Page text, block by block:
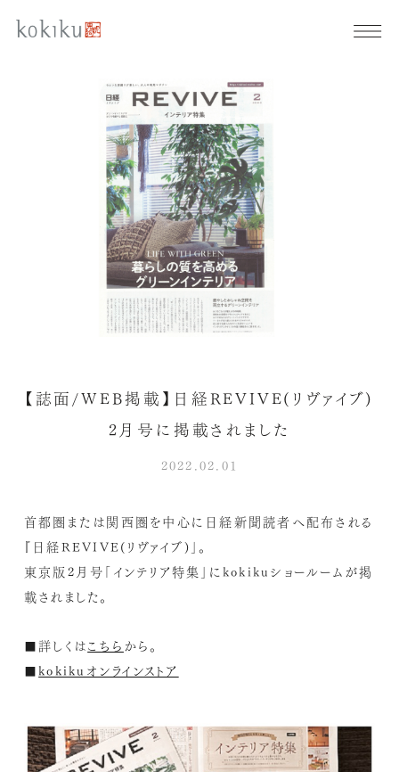
【誌面/WEB掲載】日経REVIVE(リヴァイブ)
2月号に掲載されました
2022.02.01
首都圏または関西圏を中心に日経新聞読者へ配布される
『日経REVIVE(リヴァイブ)」。
東京版2月号「インテリア特集」にkokikuショールームが掲
載されました。
■詳しくは こちら から。
■kokikuオンラインストア